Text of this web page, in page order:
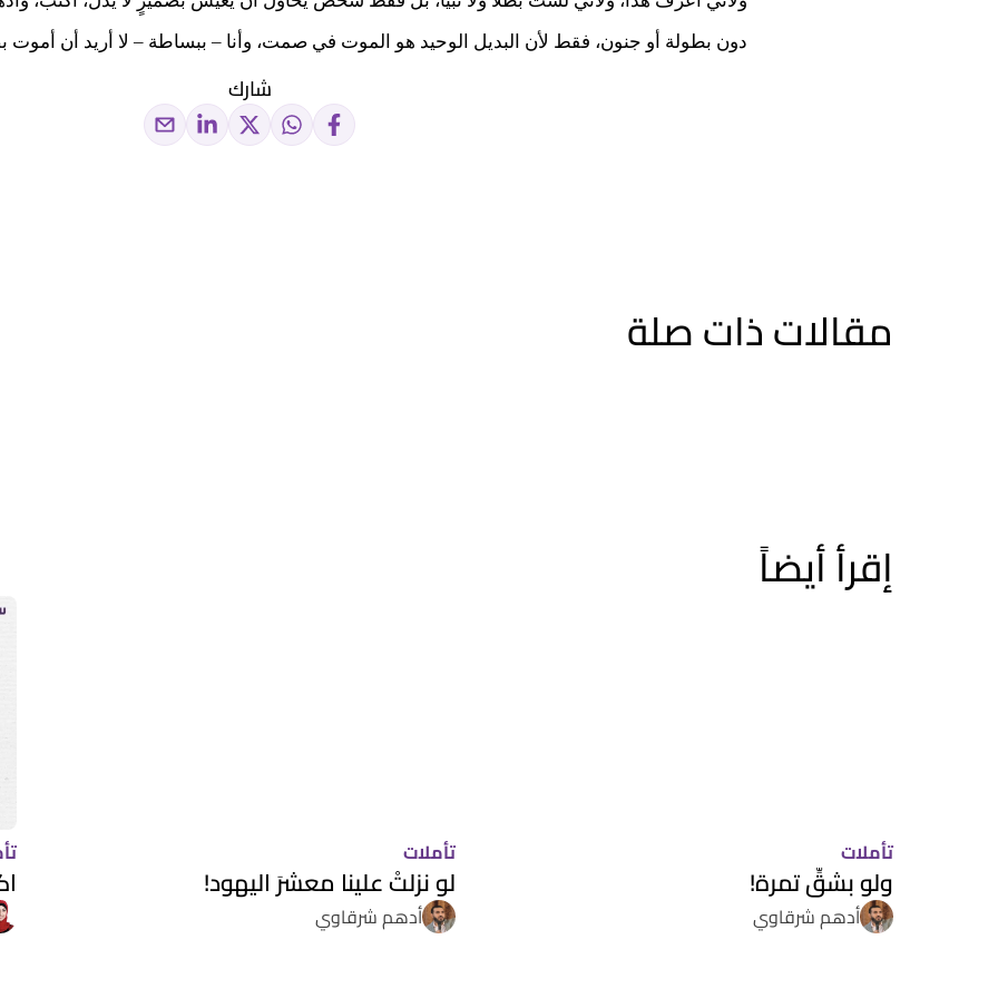
دون بطولة أو جنون، فقط لأن البديل الوحيد هو الموت في صمت، وأنا – ببساطة – لا أريد أن
شارك
مقالات ذات صلة
إقرأ أيضاً
تأملات
ولو بشقِّ تمرة!
أدهم شرقاوي
تأملات
لو نزلتْ علينا معشرَ اليهود!
أدهم شرقاوي